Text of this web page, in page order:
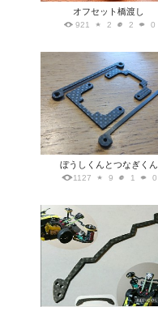
オフセット橋渡し
921 2 2 0
ぼうしくんとつなぎくん
1127 9 1 0